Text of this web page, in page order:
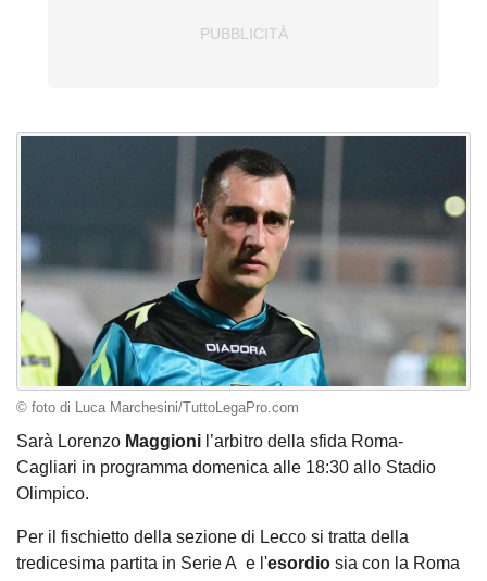
© foto di Luca Marchesini/TuttoLegaPro.com
Sarà Lorenzo Maggioni l’arbitro della sfida Roma-
Cagliari in programma domenica alle 18:30 allo Stadio
Olimpico.
Per il fischietto della sezione di Lecco si tratta della
tredicesima partita in Serie A e l'esordio sia con la Roma